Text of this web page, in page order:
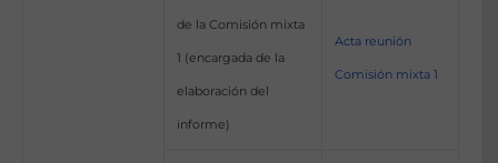
de la Comisión mixta
1 (encargada de la
elaboración del
informe)
Acta reunión
Comisión mixta 1